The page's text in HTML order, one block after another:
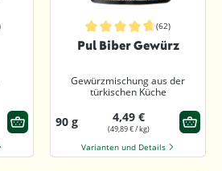
von 4.8 von 5 SternenDurchschnittliche Bewertung von
(62)
Pul Biber Gewürz
Gewürzmischung aus der
türkischen Küche
90 g 4,49 €
(49,89 € / kg)
Varianten und Details